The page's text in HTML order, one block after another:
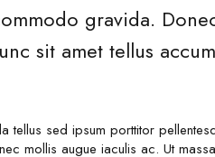
gravida.
sit amet tellus
tellus sed ipsum porttitor
mollis augue iaculis ac. Ut